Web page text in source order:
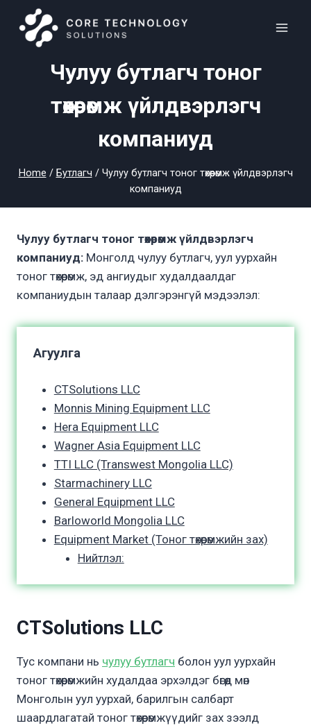
content
Чулуу бутлагч тоног
төхөөрөмж үйлдвэрлэгч
компаниуд
Home / Бутлагч / Чулуу бутлагч тоног төхөөрөмж үйлдвэрлэгч
компаниуд
Чулуу бутлагч тоног төхөөрөмж үйлдвэрлэгч
компаниуд: Монголд чулуу бутлагч, уул уурхайн
тоног төхөөрөмж, эд ангиудыг худалдаалдаг
компаниудын талаар дэлгэрэнгүй мэдээлэл:
Агуулга
CTSolutions LLC
Monnis Mining Equipment LLC
Hera Equipment LLC
Wagner Asia Equipment LLC
TTI LLC (Transwest Mongolia LLC)
Starmachinery LLC
General Equipment LLC
Barloworld Mongolia LLC
Equipment Market (Тоног төхөөрөмжийн зах)
Нийтлэл:
CTSolutions LLC
Тус компани нь чулуу бутлагч болон уул уурхайн
тоног төхөөрөмжийн худалдаа эрхэлдэг бөгөөд мөн
Монголын уул уурхай, барилгын салбарт
шаардлагатай тоног төхөөрөмжүүдийг зах зээлд